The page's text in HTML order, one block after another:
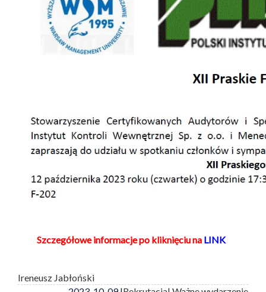
Szczegółowe informacje po kliknięciu na LINK
Ireneusz Jabłoński